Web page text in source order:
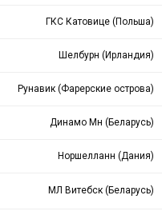
ГКС Катовице (Польша)
Шелбурн (Ирландия)
Рунавик (Фарерские острова)
Динамо Мн (Беларусь)
Норшелланн (Дания)
МЛ Витебск (Беларусь)